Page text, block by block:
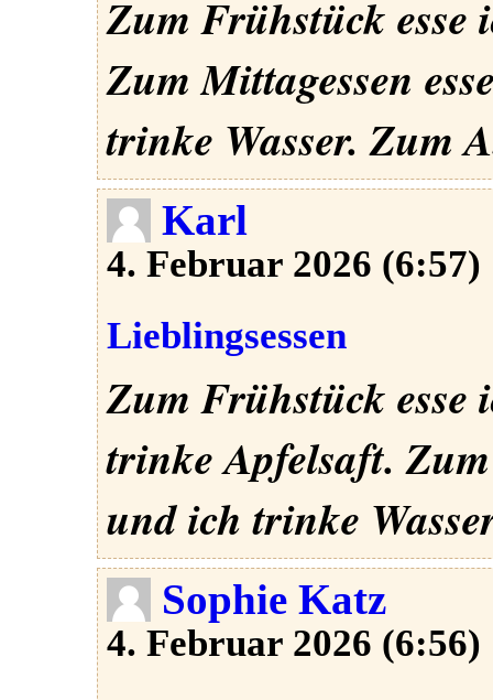
Zum Frühstück
Zum Mittagessen
trinke Wasser. Zum
Karl
4. Februar 2026 (6:57)
Lieblingsessen
Zum Frühstück esse
trinke Apfelsaft.
und ich trinke
Sophie Katz
4. Februar 2026 (6:56)